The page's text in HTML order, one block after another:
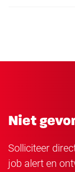
Niet
Solliciteer
job alert en